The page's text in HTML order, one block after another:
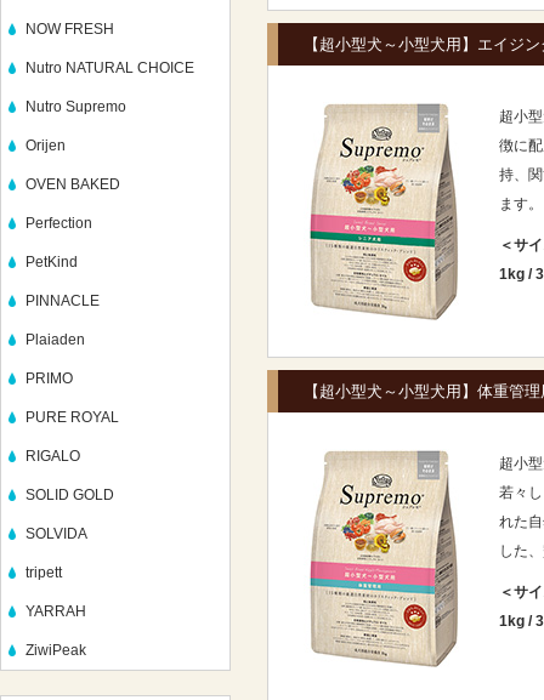
NOW FRESH
Nutro NATURAL CHOICE
Nutro Supremo
Orijen
OVEN BAKED
Perfection
PetKind
PINNACLE
Plaiaden
PRIMO
PURE ROYAL
RIGALO
SOLID GOLD
SOLVIDA
tripett
YARRAH
ZiwiPeak
【超小型犬～小型犬用】エイジ
超小
徴に
持、
ます。
＜サ
1kg /
【超小型犬～小型犬用】体重管
超小
若々
れた
した
＜サ
1kg /